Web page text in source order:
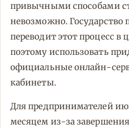
привычными способами
невозможно. Государство
переводит этот процесс
поэтому использовать
официальные онлайн-
кабинеты.
Для предпринимателей
месяцем из-за